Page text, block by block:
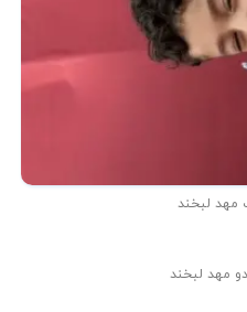
مهد لبخند
مهد لبخند